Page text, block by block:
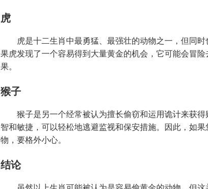
虎
虎是十二生肖中最勇猛、最强壮的动物之一，但同
果虎发现了一个容易得到大量黄金的机会，它可能会冒
果。
猴子
猴子是另一个经常被认为擅长偷窃和运用诡计来获
智和敏捷，可以轻松地逃避监视和保安措施。因此，如
物，要格外小心。
结论